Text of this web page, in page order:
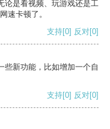
论是看视频、玩游戏还是工
速卡顿了。
支持[0] 反对[0]
些新功能，比如增加一个自
支持[0] 反对[0]